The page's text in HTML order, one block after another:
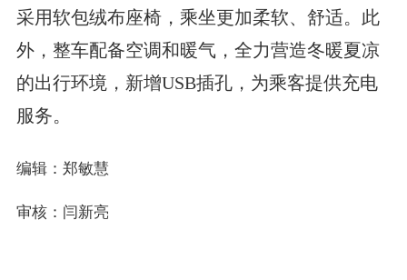
采用软包绒布座椅，乘坐更加柔软、舒适。此
外，整车配备空调和暖气，全力营造冬暖夏凉
的出行环境，新增USB插孔，为乘客提供充电
服务。
编辑：郑敏慧
审核：闫新亮